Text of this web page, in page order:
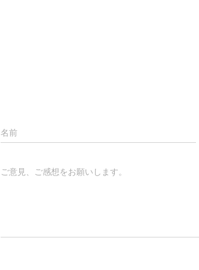
名前
ご意見、ご感想をお願いします。